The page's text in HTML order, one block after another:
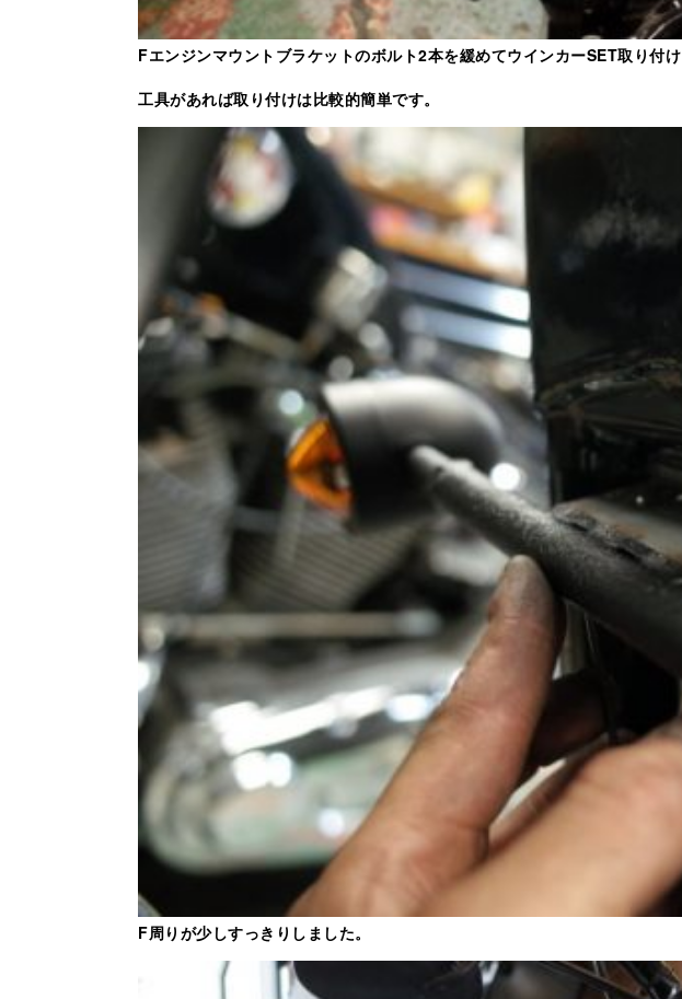
Fエンジンマウントブラケットのボルト2本を緩めてウインカーSET取り付け
工具があれば取り付けは比較的簡単です。
F周りが少しすっきりしました。